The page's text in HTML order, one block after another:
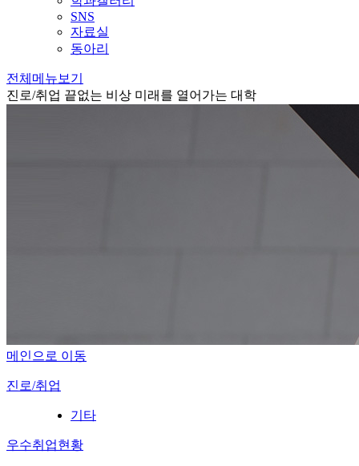
SNS
자료실
동아리
전체메뉴보기
진로/취업 끝없는 비상 미래를 열어가는 대학
메인으로 이동
진로/취업
기타
우수취업현황